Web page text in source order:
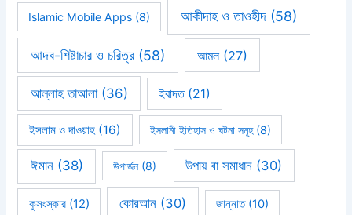
Islamic Mobile Apps (8) আকীদাহ ও তাওহীদ(58)
আদব-শিষ্টাচার ও চরিত্র(58) আমল(27)
আল্লাহ তাআলা(36) ইবাদত(21)
ইসলাম ও দাওয়াহ (16) ইসলামী ইতিহাস ও ঘটনা সমূহ(8)
ঈমান(38) উপার্জন(8) উপায় বা সমাধান (30)
কুসংস্কার(12) কোরআন (30) জান্নাত(10)